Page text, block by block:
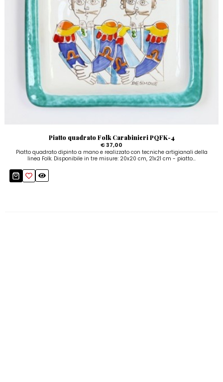
Piatto quadrato Folk Carabinieri PQFK-4
€ 37,00
Piatto quadrato dipinto a mano e realizzato con tecniche artigianali della
linea Folk. Disponibile in tre misure: 20x20 cm, 21x21 cm - piatto...